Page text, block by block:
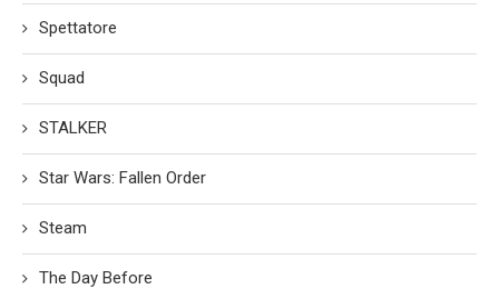
Spettatore
Squad
STALKER
Star Wars: Fallen Order
Steam
The Day Before